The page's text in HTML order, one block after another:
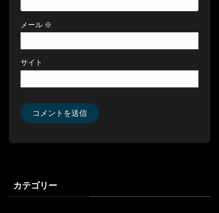
メール ※
サイト
カテゴリー